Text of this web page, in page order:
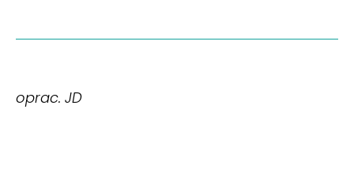
oprac. JD